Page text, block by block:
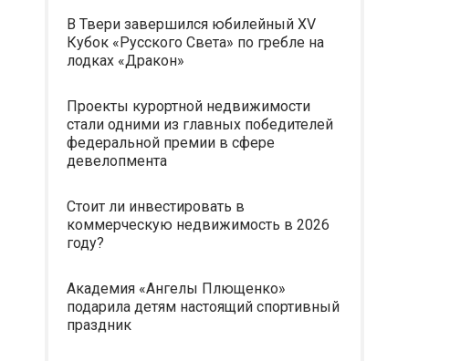
В Твери завершился юбилейный XV
Кубок «Русского Света» по гребле на
лодках «Дракон»
Проекты курортной недвижимости
стали одними из главных победителей
федеральной премии в сфере
девелопмента
Стоит ли инвестировать в
коммерческую недвижимость в 2026
году?
Академия «Ангелы Плющенко»
подарила детям настоящий спортивный
праздник